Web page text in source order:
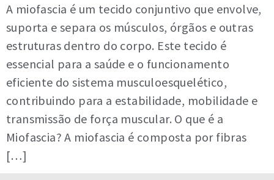
A miofascia é um tecido conjuntivo que envolve,
suporta e separa os músculos, órgãos e outras
estruturas dentro do corpo. Este tecido é
essencial para a saúde e o funcionamento
eficiente do sistema musculoesquelético,
contribuindo para a estabilidade, mobilidade e
transmissão de força muscular. O que é a
Miofascia? A miofascia é composta por fibras
[…]